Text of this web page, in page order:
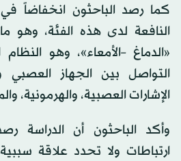
كما رصد الباحثون انخفاضاً في
النافعة لدى هذه الفئة، وهو
«الدماغ –الأمعاء»، وهو
التواصل بين الجهاز العصبي
الإشارات العصبية، والهرمونية،
وأكد الباحثون أن الدراسة
ارتباطات ولا تحدد علاقة